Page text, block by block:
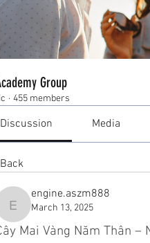
Group
· 455 members
Discussion Media
Back
engine.aszm888
engine.aszm888
March 13, 2025
Mai Vàng Năm Thân –